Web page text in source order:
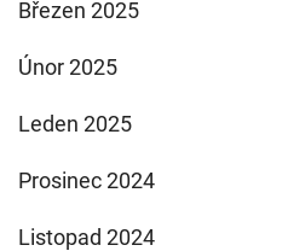
Březen 2025
Únor 2025
Leden 2025
Prosinec 2024
Listopad 2024